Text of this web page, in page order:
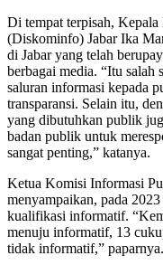
Di tempat terpisah,
(Diskominfo) Jabar Ika
di Jabar yang telah
berbagai media. “Itu salah
saluran informasi kepada
transparansi. Selain itu,
yang dibutuhkan publik
badan publik untuk
sangat penting,” katanya.
Ketua Komisi Informasi
menyampaikan, pada
kualifikasi informatif.
menuju informatif, 13
tidak informatif,” paparnya.